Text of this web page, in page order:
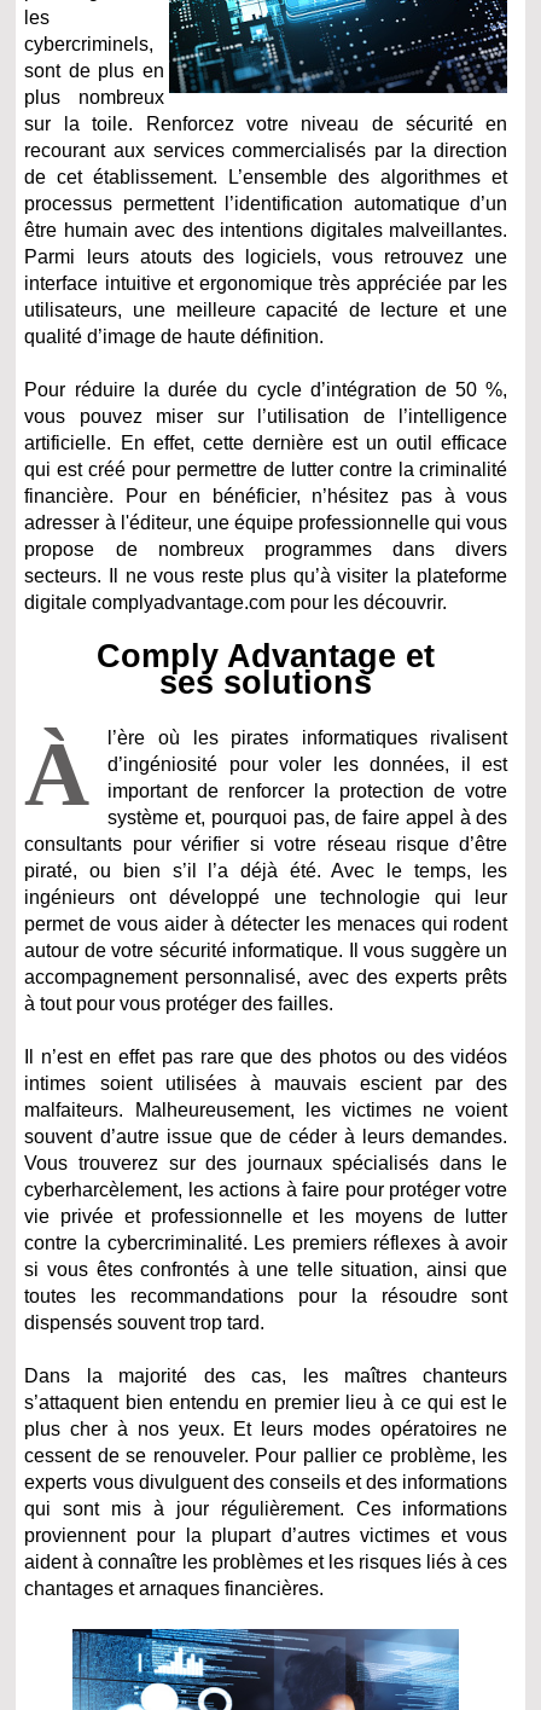
les
cybercriminels,
sont de plus en
plus nombreux
sur la toile. Renforcez votre niveau de sécurité en
recourant aux services commercialisés par la direction
de cet établissement. L’ensemble des algorithmes et
processus permettent l’identification automatique d’un
être humain avec des intentions digitales malveillantes.
Parmi leurs atouts des logiciels, vous retrouvez une
interface intuitive et ergonomique très appréciée par les
utilisateurs, une meilleure capacité de lecture et une
qualité d’image de haute définition.
Pour réduire la durée du cycle d’intégration de 50 %,
vous pouvez miser sur l’utilisation de l’intelligence
artificielle. En effet, cette dernière est un outil efficace
qui est créé pour permettre de lutter contre la criminalité
financière. Pour en bénéficier, n’hésitez pas à vous
adresser à l'éditeur, une équipe professionnelle qui vous
propose de nombreux programmes dans divers
secteurs. Il ne vous reste plus qu’à visiter la plateforme
digitale complyadvantage.com pour les découvrir.
Comply Advantage et
ses solutions
À
l’ère où les pirates informatiques rivalisent
d’ingéniosité pour voler les données, il est
important de renforcer la protection de votre
système et, pourquoi pas, de faire appel à des
consultants pour vérifier si votre réseau risque d’être
piraté, ou bien s’il l’a déjà été. Avec le temps, les
ingénieurs ont développé une technologie qui leur
permet de vous aider à détecter les menaces qui rodent
autour de votre sécurité informatique. Il vous suggère un
accompagnement personnalisé, avec des experts prêts
à tout pour vous protéger des failles.
Il n’est en effet pas rare que des photos ou des vidéos
intimes soient utilisées à mauvais escient par des
malfaiteurs. Malheureusement, les victimes ne voient
souvent d’autre issue que de céder à leurs demandes.
Vous trouverez sur des journaux spécialisés dans le
cyberharcèlement, les actions à faire pour protéger votre
vie privée et professionnelle et les moyens de lutter
contre la cybercriminalité. Les premiers réflexes à avoir
si vous êtes confrontés à une telle situation, ainsi que
toutes les recommandations pour la résoudre sont
dispensés souvent trop tard.
Dans la majorité des cas, les maîtres chanteurs
s’attaquent bien entendu en premier lieu à ce qui est le
plus cher à nos yeux. Et leurs modes opératoires ne
cessent de se renouveler. Pour pallier ce problème, les
experts vous divulguent des conseils et des informations
qui sont mis à jour régulièrement. Ces informations
proviennent pour la plupart d’autres victimes et vous
aident à connaître les problèmes et les risques liés à ces
chantages et arnaques financières.